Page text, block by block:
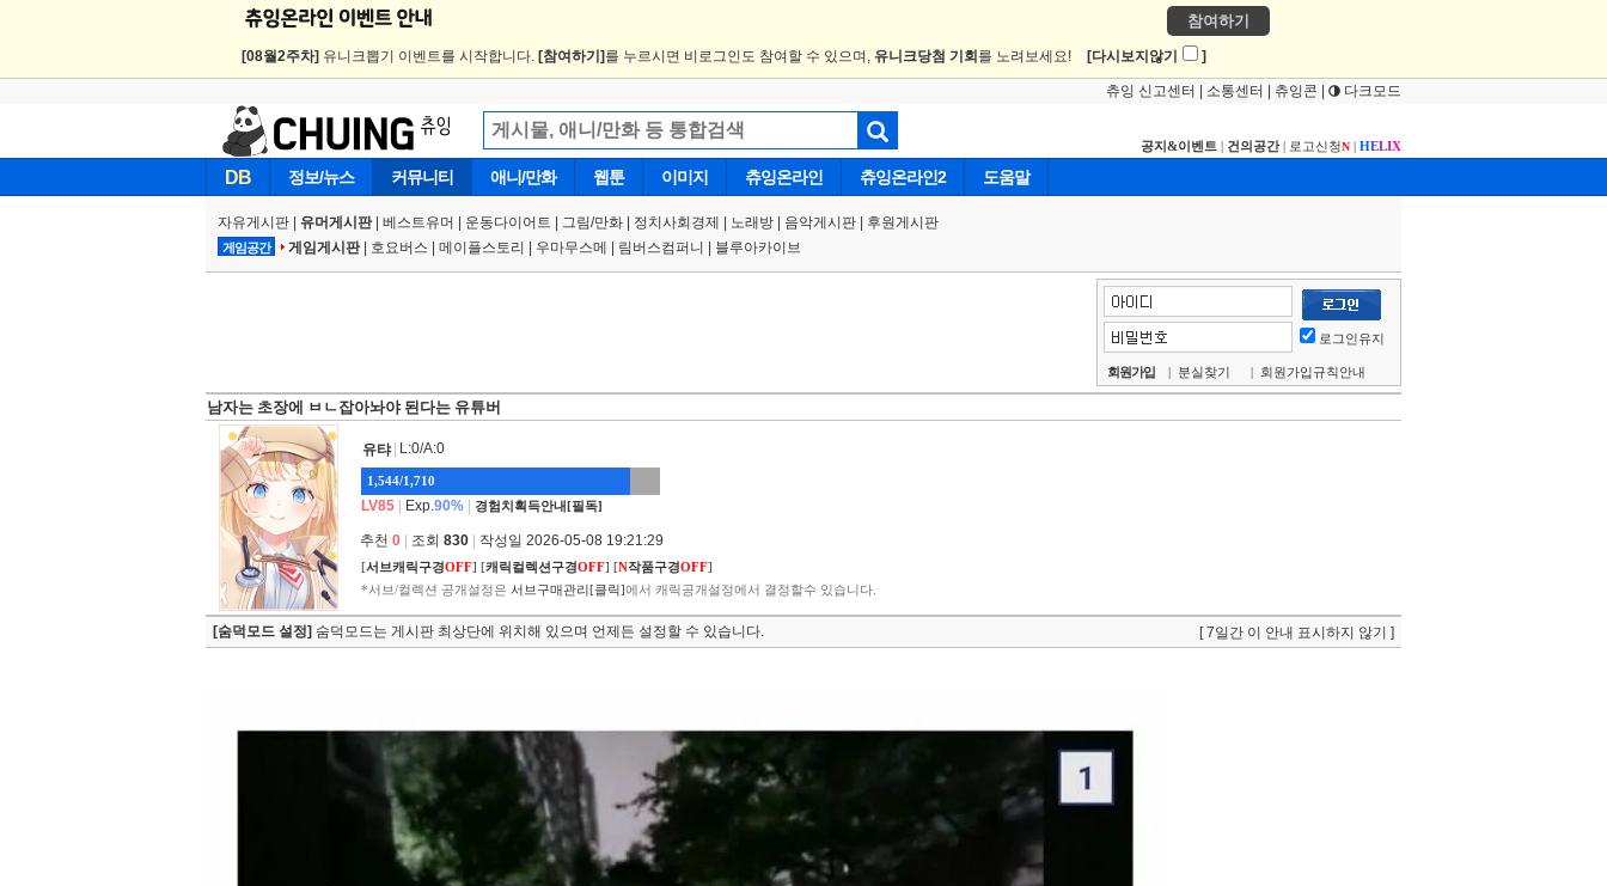
참여하기
[08월2주차] 유니크뽑기 이벤트를 시작합니다. [참여하기] 를 누르시면 비로그인도 참여할 수 있으며, 유니크당첨 기회 를 노려보세요! [다시보지않기 ]
츄잉 신고센터 소통센터 츄잉콘 다크모드
공지&이벤트 | 건의공간| 로고신청N | HELIX
DB 정보/뉴스 커뮤니티 애니/만화 웹툰 이미지 츄잉온라인 츄잉온라인2 도움말
자유게시판 유머게시판| 베스트유머 운동다이어트 | 그림/만화 정치사회경제 노래방 음악게시판 후원게시판
게임공간 게임게시판| 호요버스 메이플스토리 우마무스메 림버스컴퍼니 블루아카이브
로그인유지
회원가입 | 분실찾기 | 회원가입규칙안내
남자는 초장에 ㅂㄴ잡아놔야 된다는 유튜버
유탸 L:0/A:0
1,544/1,710
LV85 Exp.90% 경험치획득안내[필독]
추천 0 조회 830 작성일 2026-05-08 19:21:29
[서브캐릭구경OFF] [캐릭컬렉션구경OFF] [N작품구경OFF]
*서브/컬렉션 공개설정은 서브구매관리[클릭]에서 캐릭공개설정에서 결정할수 있습니다.
[숨덕모드 설정] 숨덕모드는 게시판 최상단에 위치해 있으며 언제든 설정할 수 있습니다. [ 7일간 이 안내 표시하지 않기 ]